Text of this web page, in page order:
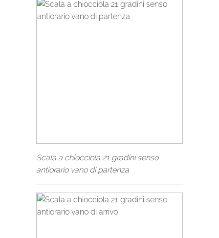
Scala a chiocciola 21 gradini senso
antiorario vano di partenza